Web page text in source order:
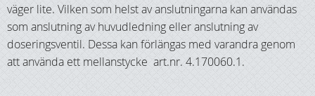
väger lite. Vilken som helst av anslutningarna kan användas
som anslutning av huvudledning eller anslutning av
doseringsventil. Dessa kan förlängas med varandra genom
att använda ett mellanstycke art.nr. 4.170060.1.